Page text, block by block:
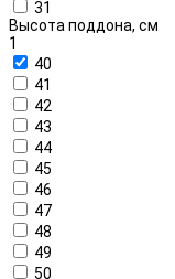
31
Высота поддона, см
1
40
41
42
43
44
45
46
47
48
49
50